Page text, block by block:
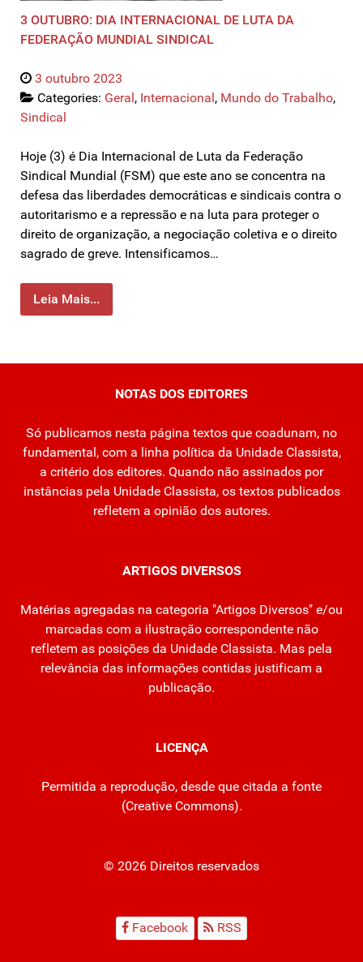
3 OUTUBRO: DIA INTERNACIONAL DE LUTA DA
FEDERAÇÃO MUNDIAL SINDICAL
3 outubro 2023
Categories: Geral, Internacional, Mundo do Trabalho,
Sindical
Hoje (3) é Dia Internacional de Luta da Federação
Sindical Mundial (FSM) que este ano se concentra na
defesa das liberdades democráticas e sindicais contra o
autoritarismo e a repressão e na luta para proteger o
direito de organização, a negociação coletiva e o direito
sagrado de greve. Intensificamos…
Leia Mais...
NOTAS DOS EDITORES
Só publicamos nesta página textos que coadunam, no
fundamental, com a linha política da Unidade Classista,
a critério dos editores. Quando não assinados por
instâncias pela Unidade Classista, os textos publicados
refletem a opinião dos autores.
ARTIGOS DIVERSOS
Matérias agregadas na categoria "Artigos Diversos" e/ou
marcadas com a ilustração correspondente não
refletem as posições da Unidade Classista. Mas pela
relevância das informações contidas justificam a
publicação.
LICENÇA
Permitida a reprodução, desde que citada a fonte
(Creative Commons).
© 2026 Direitos reservados
Facebook RSS